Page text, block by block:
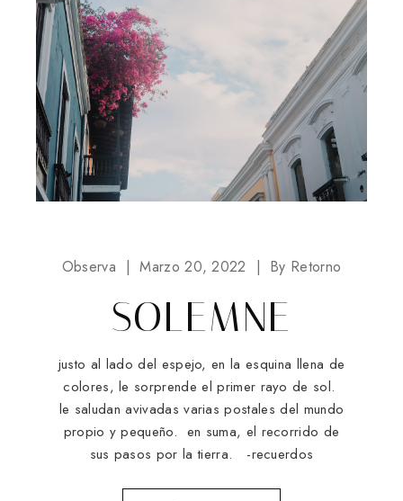
Observa Marzo 20, 2022 By Retorno
SOLEMNE
justo al lado del espejo, en la esquina llena de
colores, le sorprende el primer rayo de sol.
le saludan avivadas varias postales del mundo
propio y pequeño. en suma, el recorrido de
sus pasos por la tierra. -recuerdos